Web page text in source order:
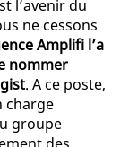
l’avenir du
ne cessons
Amplifi l’a
nommer
. A ce poste,
charge
groupe